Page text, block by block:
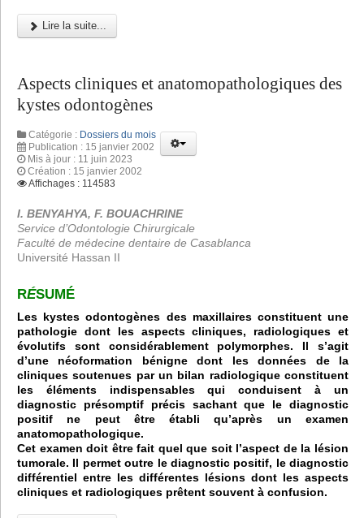
Lire la suite...
Aspects cliniques et anatomopathologiques des
kystes odontogènes
Catégorie : Dossiers du mois
Publication : 15 janvier 2002
Mis à jour : 11 juin 2023
Création : 15 janvier 2002
Affichages : 114583
I. BENYAHYA, F. BOUACHRINE
Service d’Odontologie Chirurgicale
Faculté de médecine dentaire de Casablanca
Université Hassan II
RÉSUMÉ
Les kystes odontogènes des maxillaires constituent une
pathologie dont les aspects cliniques, radiologiques et
évolutifs sont considérablement polymorphes. Il s’agit
d’une néoformation bénigne dont les données de la
cliniques soutenues par un bilan radiologique constituent
les éléments indispensables qui conduisent à un
diagnostic présomptif précis sachant que le diagnostic
positif ne peut être établi qu’après un examen
anatomopathologique.
Cet examen doit être fait quel que soit l’aspect de la lésion
tumorale. Il permet outre le diagnostic positif, le diagnostic
différentiel entre les différentes lésions dont les aspects
cliniques et radiologiques prêtent souvent à confusion.